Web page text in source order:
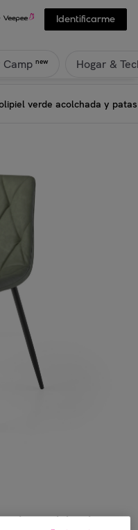
Identificarme
Camp new Hogar &
verde acolchada y
acolchada y